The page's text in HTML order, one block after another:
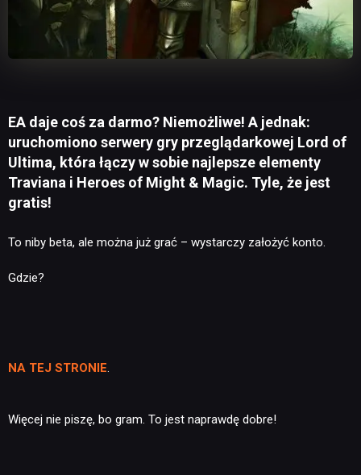
EA daje coś za darmo? Niemożliwe! A jednak:
uruchomiono serwery gry przeglądarkowej Lord of
Ultima, która łączy w sobie najlepsze elementy
Traviana i Heroes of Might & Magic. Tyle, że jest
gratis!
To niby beta, ale można już grać – wystarczy założyć konto.
Gdzie?
NA TEJ STRONIE.
Więcej nie piszę, bo gram. To jest naprawdę dobre!